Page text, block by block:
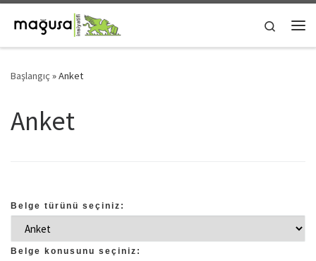
Skip to content
Search
Başlangıç »Anket
Anket
Belge türünü seçiniz:
Belge konusunu seçiniz: